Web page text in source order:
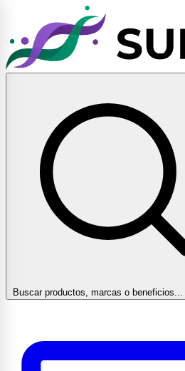
Buscar productos, marcas o beneficios...